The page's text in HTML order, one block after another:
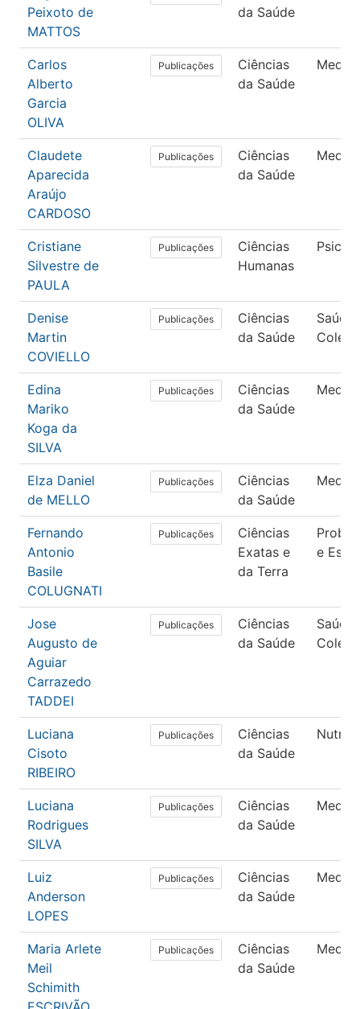
Peixoto de
MATTOS
da Saúde
Carlos
Alberto
Garcia
OLIVA
Publicações
Ciências
da Saúde
Claudete
Aparecida
Araújo
CARDOSO
Publicações
Ciências
da Saúde
Cristiane
Silvestre de
PAULA
Publicações
Ciências
Humanas
Denise
Martin
COVIELLO
Publicações
Ciências
da Saúde
Saúde
Edina
Mariko
Koga da
SILVA
Publicações
Ciências
da Saúde
Elza Daniel
de MELLO
Publicações
Ciências
da Saúde
Fernando
Antonio
Basile
COLUGNATI
Publicações
Ciências
Exatas e
da Terra
e
Jose
Augusto de
Aguiar
Carrazedo
TADDEI
Publicações
Ciências
da Saúde
Saúde
Luciana
Cisoto
RIBEIRO
Publicações
Ciências
da Saúde
Luciana
Rodrigues
SILVA
Publicações
Ciências
da Saúde
Luiz
Anderson
LOPES
Publicações
Ciências
da Saúde
Maria Arlete
Meil
Schimith
Publicações
Ciências
da Saúde